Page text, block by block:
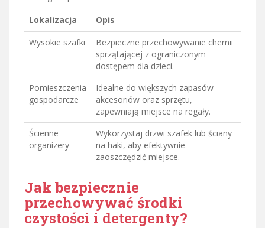
Lokalizacja
Opis
Wysokie szafki
Bezpieczne przechowywanie chemii
sprzątającej z ograniczonym
dostępem dla dzieci.
Pomieszczenia
gospodarcze
Idealne do większych zapasów
akcesoriów oraz sprzętu,
zapewniają miejsce na regały.
Ścienne
organizery
Wykorzystaj drzwi szafek lub ściany
na haki, aby efektywnie
zaoszczędzić miejsce.
Jak bezpiecznie
przechowywać środki
czystości i detergenty?